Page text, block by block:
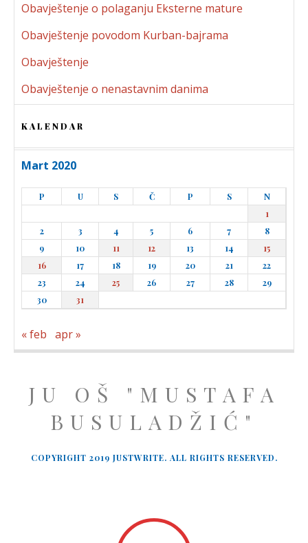
Obavještenje o polaganju Eksterne mature
Obavještenje povodom Kurban-bajrama
Obavještenje
Obavještenje o nenastavnim danima
KALENDAR
Mart 2020
P U S Č P S
N
1
2
3 4 5 6 7
8
9
10 11 12 13 14
15
16
17 18 19 20 21
22
23
24 25 26 27 28
29
30
31
« feb apr »
JU OŠ "MUSTAFA
BUSULADŽIĆ"
COPYRIGHT 2019 JUSTWRITE. ALL RIGHTS RESERVED.